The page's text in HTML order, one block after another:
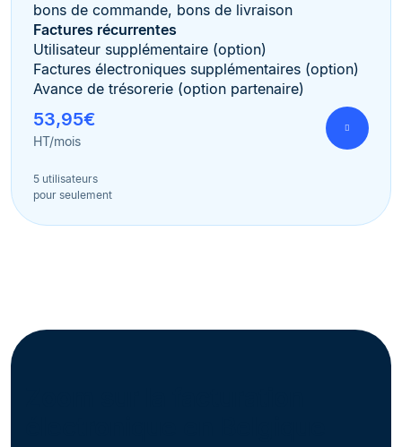
bons de commande, bons de livraison
Factures récurrentes
Utilisateur supplémentaire (option)
Factures électroniques supplémentaires (option)
Avance de trésorerie (option partenaire)
53,95€
HT/mois
5 utilisateurs
pour seulement